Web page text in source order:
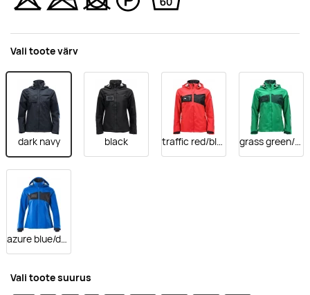
Vali toote värv
dark navy black traffic red/black grass green/green
azure blue/dark navy
Vali toote suurus